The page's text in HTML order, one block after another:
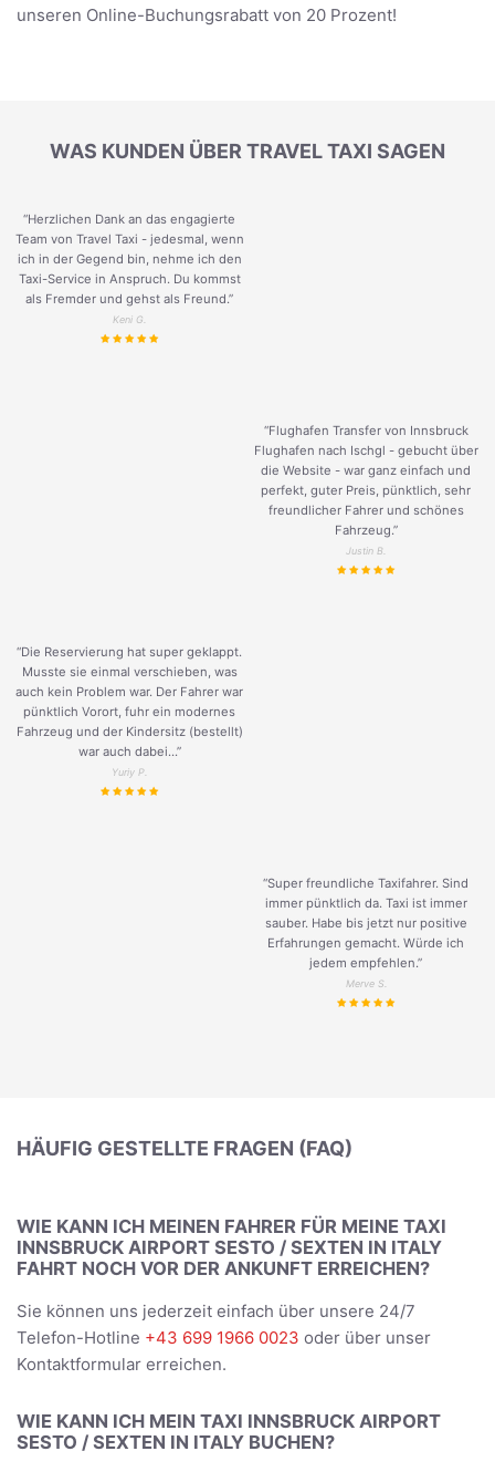
unseren Online-Buchungsrabatt von 20 Prozent!
WAS KUNDEN ÜBER TRAVEL TAXI SAGEN
“Herzlichen Dank an das engagierte
Team von Travel Taxi - jedesmal, wenn
ich in der Gegend bin, nehme ich den
Taxi-Service in Anspruch. Du kommst
als Fremder und gehst als Freund.”
Keni G.
“Flughafen Transfer von Innsbruck
Flughafen nach Ischgl - gebucht über
die Website - war ganz einfach und
perfekt, guter Preis, pünktlich, sehr
freundlicher Fahrer und schönes
Fahrzeug.”
Justin B.
“Die Reservierung hat super geklappt.
Musste sie einmal verschieben, was
auch kein Problem war. Der Fahrer war
pünktlich Vorort, fuhr ein modernes
Fahrzeug und der Kindersitz (bestellt)
war auch dabei...”
Yuriy P.
“Super freundliche Taxifahrer. Sind
immer pünktlich da. Taxi ist immer
sauber. Habe bis jetzt nur positive
Erfahrungen gemacht. Würde ich
jedem empfehlen.”
Merve S.
HÄUFIG GESTELLTE FRAGEN (FAQ)
WIE KANN ICH MEINEN FAHRER FÜR MEINE TAXI
INNSBRUCK AIRPORT SESTO / SEXTEN IN ITALY
FAHRT NOCH VOR DER ANKUNFT ERREICHEN?
Sie können uns jederzeit einfach über unsere 24/7
Telefon-Hotline +43 699 1966 0023 oder über unser
Kontaktformular erreichen.
WIE KANN ICH MEIN TAXI INNSBRUCK AIRPORT
SESTO / SEXTEN IN ITALY BUCHEN?